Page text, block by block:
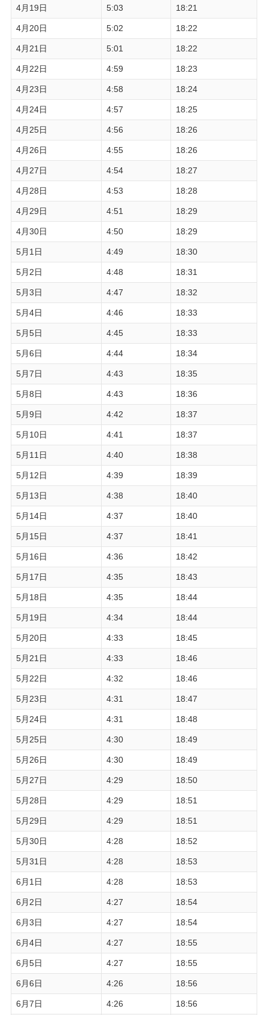
4月19日 5:03 18:21
4月20日 5:02 18:22
4月21日 5:01 18:22
4月22日 4:59 18:23
4月23日 4:58 18:24
4月24日 4:57 18:25
4月25日 4:56 18:26
4月26日 4:55 18:26
4月27日 4:54 18:27
4月28日 4:53 18:28
4月29日 4:51 18:29
4月30日 4:50 18:29
5月1日 4:49 18:30
5月2日 4:48 18:31
5月3日 4:47 18:32
5月4日 4:46 18:33
5月5日 4:45 18:33
5月6日 4:44 18:34
5月7日 4:43 18:35
5月8日 4:43 18:36
5月9日 4:42 18:37
5月10日 4:41 18:37
5月11日 4:40 18:38
5月12日 4:39 18:39
5月13日 4:38 18:40
5月14日 4:37 18:40
5月15日 4:37 18:41
5月16日 4:36 18:42
5月17日 4:35 18:43
5月18日 4:35 18:44
5月19日 4:34 18:44
5月20日 4:33 18:45
5月21日 4:33 18:46
5月22日 4:32 18:46
5月23日 4:31 18:47
5月24日 4:31 18:48
5月25日 4:30 18:49
5月26日 4:30 18:49
5月27日 4:29 18:50
5月28日 4:29 18:51
5月29日 4:29 18:51
5月30日 4:28 18:52
5月31日 4:28 18:53
6月1日 4:28 18:53
6月2日 4:27 18:54
6月3日 4:27 18:54
6月4日 4:27 18:55
6月5日 4:27 18:55
6月6日 4:26 18:56
6月7日 4:26 18:56